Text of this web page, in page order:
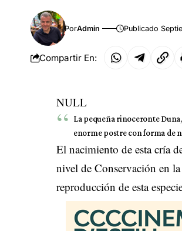
PorAdmin Publicado
Compartir En:
NULL
La pequeña rinoceronte
enorme postre con forma de
El nacimiento de esta cría
nivel de Conservación en
reproducción de esta